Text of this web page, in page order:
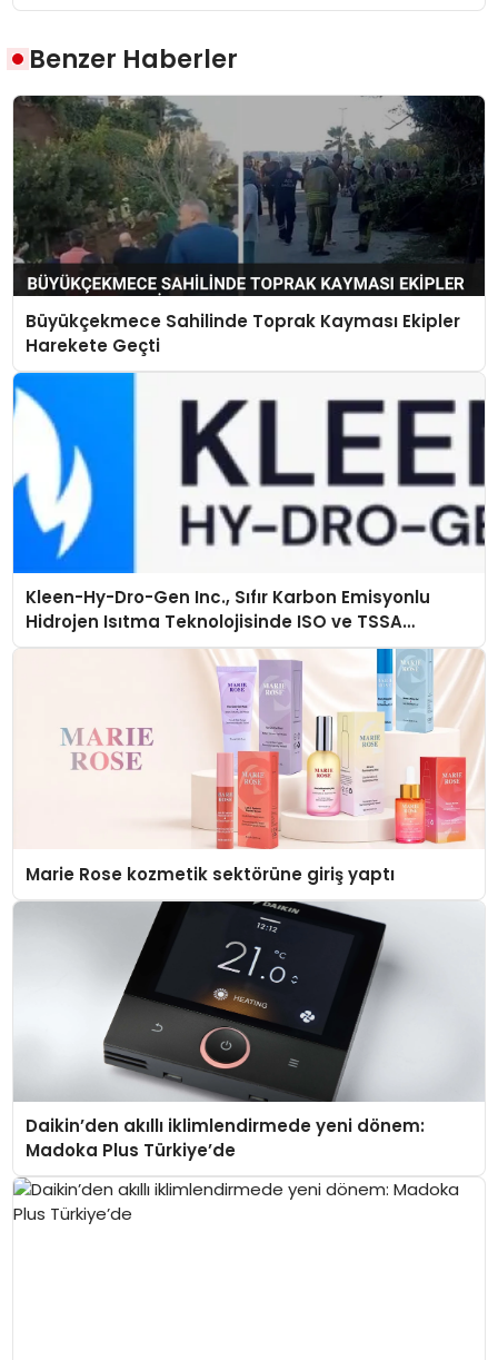
Benzer Haberler
Büyükçekmece Sahilinde Toprak Kayması Ekipler
Harekete Geçti
Kleen-Hy-Dro-Gen Inc., Sıfır Karbon Emisyonlu
Hidrojen Isıtma Teknolojisinde ISO ve TSSA
Düzenleyici Onaylarını Aldı
Marie Rose kozmetik sektörüne giriş yaptı
Daikin’den akıllı iklimlendirmede yeni dönem:
Madoka Plus Türkiye’de